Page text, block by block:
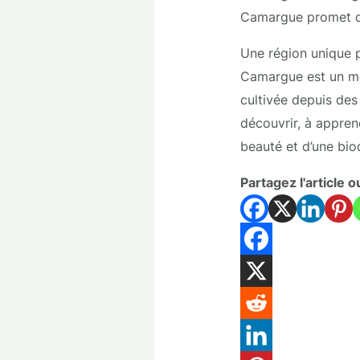
Camargue promet
Une région unique
Camargue est un
cultivée depuis
découvrir, à
beauté et d’une
Partagez l'article